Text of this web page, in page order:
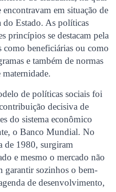
encontravam em situação de
do Estado. As políticas
princípios se destacam pela
como beneficiárias ou como
e também de normas
de políticas sociais foi
decisiva de
do sistema econômico
o Banco Mundial. No
de 1980, surgiram
e mesmo o mercado não
garantir sozinhos o bem-
de desenvolvimento,